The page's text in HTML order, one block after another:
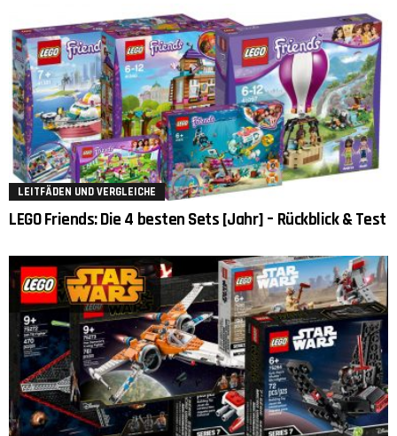
LEITFÄDEN UND VERGLEICHE
LEGO Friends: Die 4 besten Sets [Jahr] – Rückblick & Test